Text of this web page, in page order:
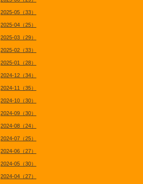
2025-05（33）
2025-04（25）
2025-03（29）
2025-02（33）
2025-01（28）
2024-12（34）
2024-11（35）
2024-10（30）
2024-09（30）
2024-08（24）
2024-07（25）
2024-06（27）
2024-05（30）
2024-04（27）